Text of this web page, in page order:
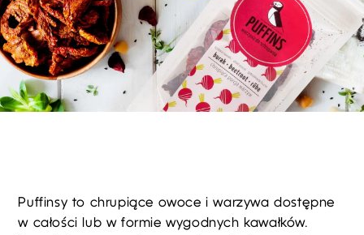
Puffinsy to chrupiące owoce i warzywa dostępne
w całości lub w formie wygodnych kawałków.